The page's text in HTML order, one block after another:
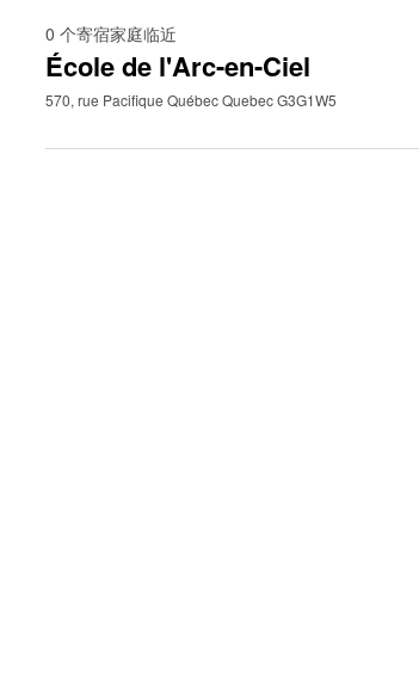
0 个寄宿家庭临近
École de l'Arc-en-Ciel
570, rue Pacifique Québec Quebec G3G1W5